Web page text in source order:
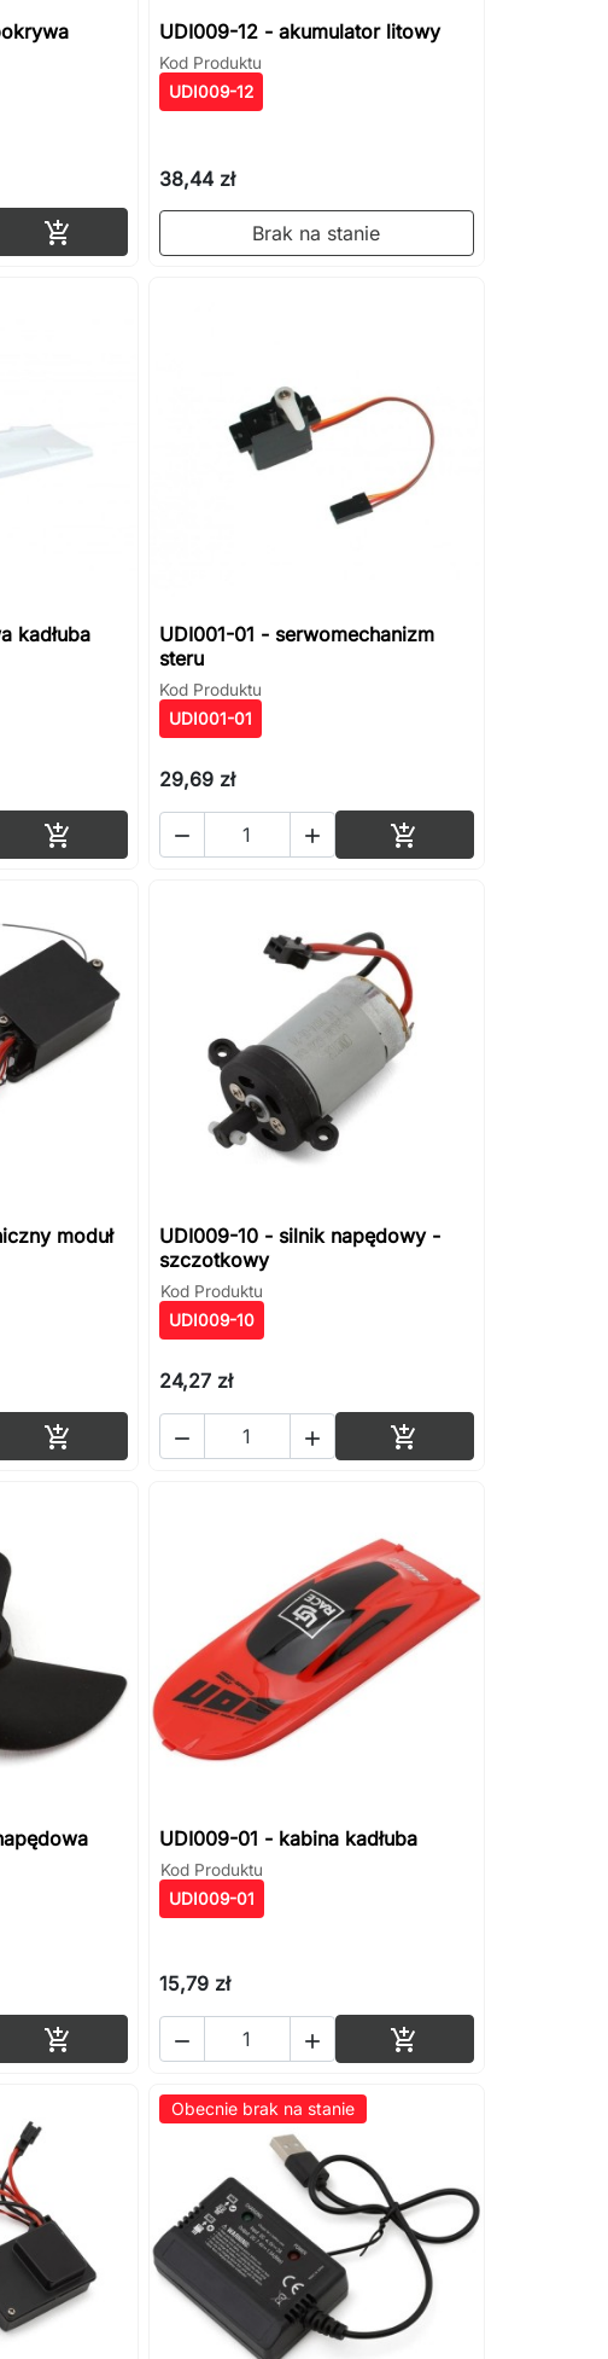

UDI009-12 - akumulator litowy
Kod Produktu
UDI009-12
38,44 zł
Brak na stanie
kadłuba
 Dodaj do koszyka
UDI001-01 - serwomechanizm
steru
Kod Produktu
UDI001-01
29,69 zł
  
moduł
 Dodaj do koszyka
UDI009-10 - silnik napędowy -
szczotkowy
Kod Produktu
UDI009-10
24,27 zł
  
 Dodaj do koszyka
UDI009-01 - kabina kadłuba
Kod Produktu
UDI009-01
15,79 zł
  
Obecnie brak na stanie